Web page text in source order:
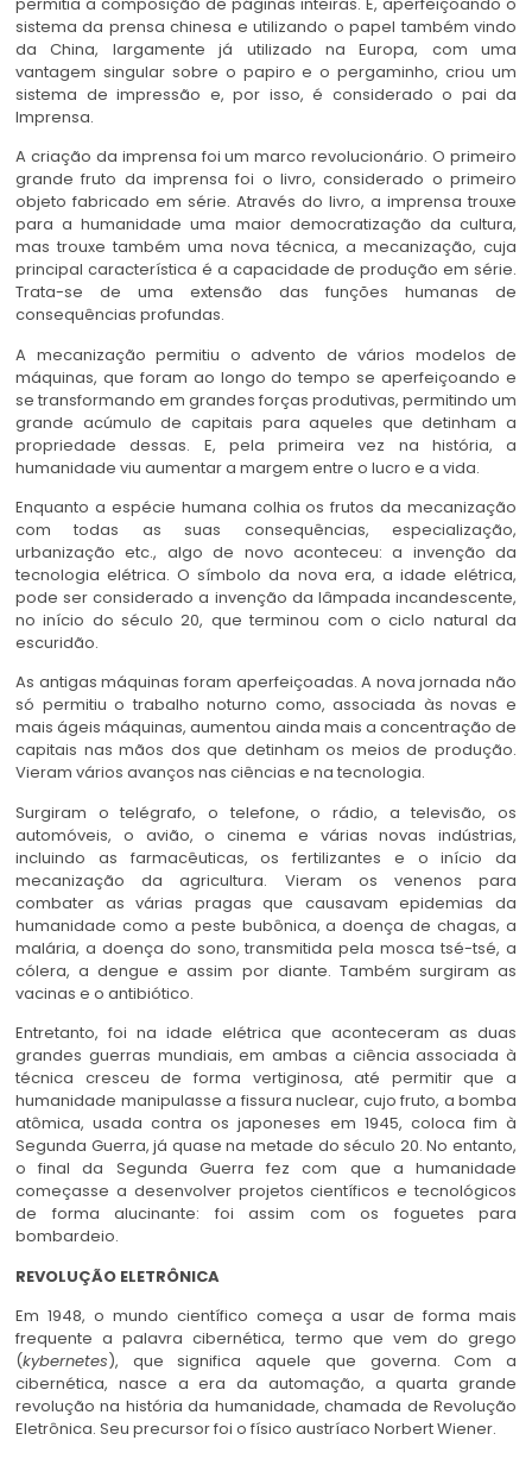
sistema da prensa chinesa e utilizando o papel também vindo
da China, largamente já utilizado na Europa, com uma
vantagem singular sobre o papiro e o pergaminho, criou um
sistema de impressão e, por isso, é considerado o pai da
Imprensa.
A criação da imprensa foi um marco revolucionário. O primeiro
grande fruto da imprensa foi o livro, considerado o primeiro
objeto fabricado em série. Através do livro, a imprensa trouxe
para a humanidade uma maior democratização da cultura,
mas trouxe também uma nova técnica, a mecanização, cuja
principal característica é a capacidade de produção em série.
Trata-se de uma extensão das funções humanas de
consequências profundas.
A mecanização permitiu o advento de vários modelos de
máquinas, que foram ao longo do tempo se aperfeiçoando e
se transformando em grandes forças produtivas, permitindo um
grande acúmulo de capitais para aqueles que detinham a
propriedade dessas. E, pela primeira vez na história, a
humanidade viu aumentar a margem entre o lucro e a vida.
Enquanto a espécie humana colhia os frutos da mecanização
com todas as suas consequências, especialização,
urbanização etc., algo de novo aconteceu: a invenção da
tecnologia elétrica. O símbolo da nova era, a idade elétrica,
pode ser considerado a invenção da lâmpada incandescente,
no início do século 20, que terminou com o ciclo natural da
escuridão.
As antigas máquinas foram aperfeiçoadas. A nova jornada não
só permitiu o trabalho noturno como, associada às novas e
mais ágeis máquinas, aumentou ainda mais a concentração de
capitais nas mãos dos que detinham os meios de produção.
Vieram vários avanços nas ciências e na tecnologia.
Surgiram o telégrafo, o telefone, o rádio, a televisão, os
automóveis, o avião, o cinema e várias novas indústrias,
incluindo as farmacêuticas, os fertilizantes e o início da
mecanização da agricultura. Vieram os venenos para
combater as várias pragas que causavam epidemias da
humanidade como a peste bubônica, a doença de chagas, a
malária, a doença do sono, transmitida pela mosca tsé-tsé, a
cólera, a dengue e assim por diante. Também surgiram as
vacinas e o antibiótico.
Entretanto, foi na idade elétrica que aconteceram as duas
grandes guerras mundiais, em ambas a ciência associada à
técnica cresceu de forma vertiginosa, até permitir que a
humanidade manipulasse a fissura nuclear, cujo fruto, a bomba
atômica, usada contra os japoneses em 1945, coloca fim à
Segunda Guerra, já quase na metade do século 20. No entanto,
o final da Segunda Guerra fez com que a humanidade
começasse a desenvolver projetos científicos e tecnológicos
de forma alucinante: foi assim com os foguetes para
bombardeio.
REVOLUÇÃO ELETRÔNICA
Em 1948, o mundo científico começa a usar de forma mais
frequente a palavra cibernética, termo que vem do grego
(kybernetes), que significa aquele que governa. Com a
cibernética, nasce a era da automação, a quarta grande
revolução na história da humanidade, chamada de Revolução
Eletrônica. Seu precursor foi o físico austríaco Norbert Wiener.